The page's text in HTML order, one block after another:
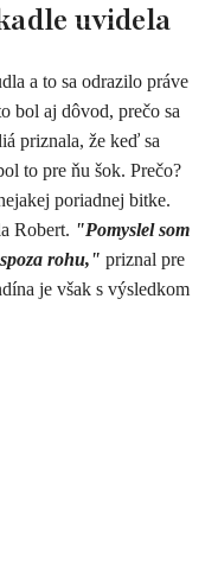
uvidela
a to sa odrazilo práve
bol aj dôvod, prečo sa
priznala, že keď sa
to pre ňu šok. Prečo?
poriadnej bitke.
Robert. "Pomyslel som
rohu," priznal pre
je však s výsledkom